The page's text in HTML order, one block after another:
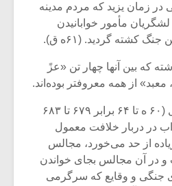
زمان یزید که مردم مدینه
مأمور خوابانیدن
کشته گردید. (۶۱ه ق).
که بین آنها چهار تن «عزً
معبد» از همه معروفتر بوده‌اند.
در دوران خلافت یزید اول (۶۰ ه تا ۶۴ برابر ۶۷۹ تا ۶۸۳
در دربار خلافت معمول
از حد می‌خورد، مجالس
در آن مجالس بجای خواندن
جنگی و وقایع که سرگرمی